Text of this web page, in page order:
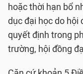
hoặc thời hạn bổ
dục đại học do hội
quyết định trong
trường, hội đồng